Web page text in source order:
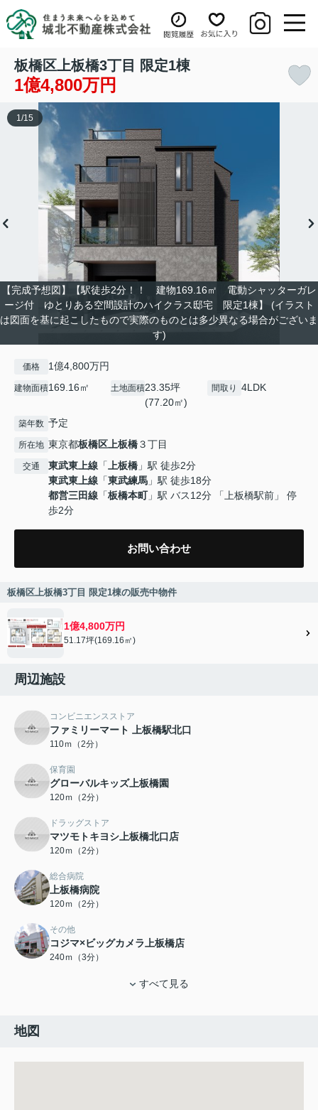
板橋区上板橋3丁目 限定1棟
1億4,800万円
【完成予想図】【駅徒歩2分！！ 建物169.16㎡ 電動シャッターガレ
ージ付 ゆとりある空間設計のハイクラス邸宅 限定1棟】 (イラスト
は図面を基に起こしたもので実際のものとは多少異なる場合がございま
す)
1/15
価格 1億4,800万円
建物面積169.16㎡ 土地面積23.35坪
(77.20㎡)
間取り 4LDK
築年数 予定
所在地 東京都板橋区 上板橋３丁目
交通 東武東上線 「 上板橋 」駅 徒歩2分
東武東上線 「東武練馬 」駅 徒歩18分
都営三田線 「板橋本町」駅 バス12分 「上板橋駅前」 停
歩2分
お問い合わせ
板橋区上板橋3丁目 限定1棟の販売中物件
1億4,800万円
51.17坪(169.16㎡)
周辺施設
コンビニエンスストア
ファミリーマート 上板橋駅北口
110ｍ（2分）
保育園
グローバルキッズ上板橋園
120ｍ（2分）
ドラッグストア
マツモトキヨシ上板橋北口店
120ｍ（2分）
総合病院
上板橋病院
120ｍ（2分）
その他
コジマ×ビッグカメラ上板橋店
240ｍ（3分）
すべて見る
地図